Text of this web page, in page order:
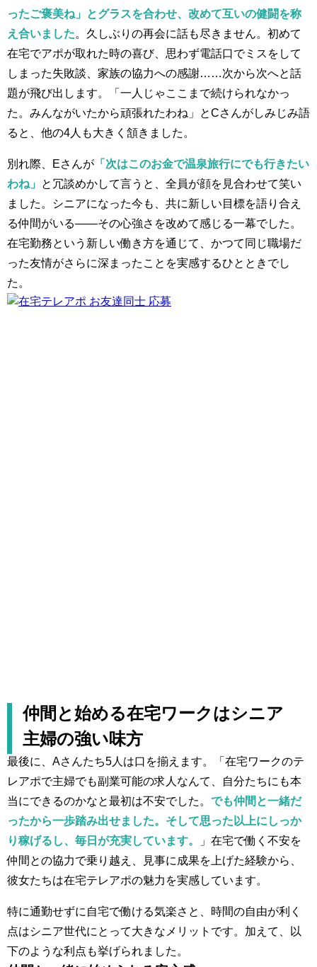
ったご褒美ね」とグラスを合わせ、改めて互いの健闘を称
え合いました。久しぶりの再会に話も尽きません。初めて
在宅でアポが取れた時の喜び、思わず電話口でミスをして
しまった失敗談、家族の協力への感謝……次から次へと話
題が飛び出します。「一人じゃここまで続けられなかっ
た。みんながいたから頑張れたわね」とCさんがしみじみ語
ると、他の4人も大きく頷きました。
別れ際、Eさんが 「次はこのお金で温泉旅行にでも行きたい
わね」 と冗談めかして言うと、全員が顔を見合わせて笑い
ました。シニアになった今も、共に新しい目標を語り合え
る仲間がいる——その心強さを改めて感じる一幕でした。
在宅勤務という新しい働き方を通じて、かつて同じ職場だ
った友情がさらに深まったことを実感するひとときでし
た。
仲間と始める在宅ワークはシニア
主婦の強い味方
最後に、Aさんたち5人は口を揃えます。「在宅ワークのテ
レアポで主婦でも副業可能の求人なんて、自分たちにも本
当にできるのかなと最初は不安でした。 でも仲間と一緒だ
ったから一歩踏み出せました。そして思った以上にしっか
り稼げるし、毎日が充実しています。
」在宅で働く不安を
仲間との協力で乗り越え、見事に成果を上げた経験から、
彼女たちは在宅テレアポの魅力を実感しています。
特に通勤せずに自宅で働ける気楽さと、時間の自由が利く
点はシニア世代にとって大きなメリットです。加えて、以
下のような利点も挙げられました。